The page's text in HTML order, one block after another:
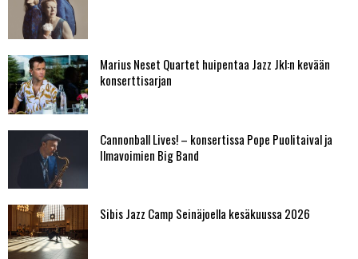
Marius Neset Quartet huipentaa Jazz Jkl:n kevään
konserttisarjan
Cannonball Lives! – konsertissa Pope Puolitaival ja
Ilmavoimien Big Band
Sibis Jazz Camp Seinäjoella kesäkuussa 2026